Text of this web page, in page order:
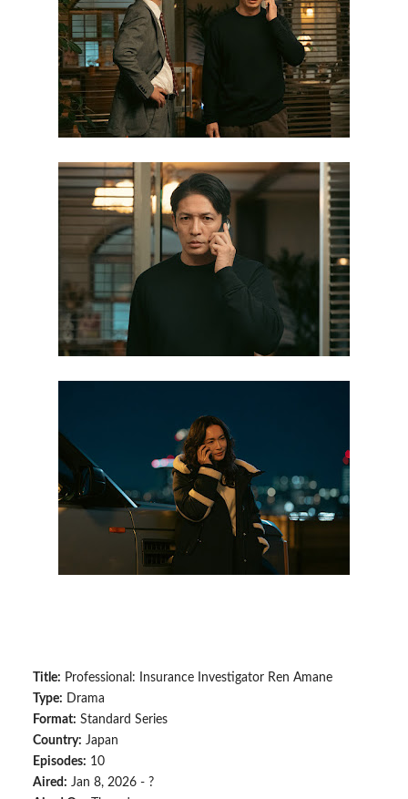
Title: Professional: Insurance Investigator Ren Amane
Type:
Drama
Format: Standard Series
Country: Japan
Episodes: 10
Aired: Jan 8, 2026 - ?